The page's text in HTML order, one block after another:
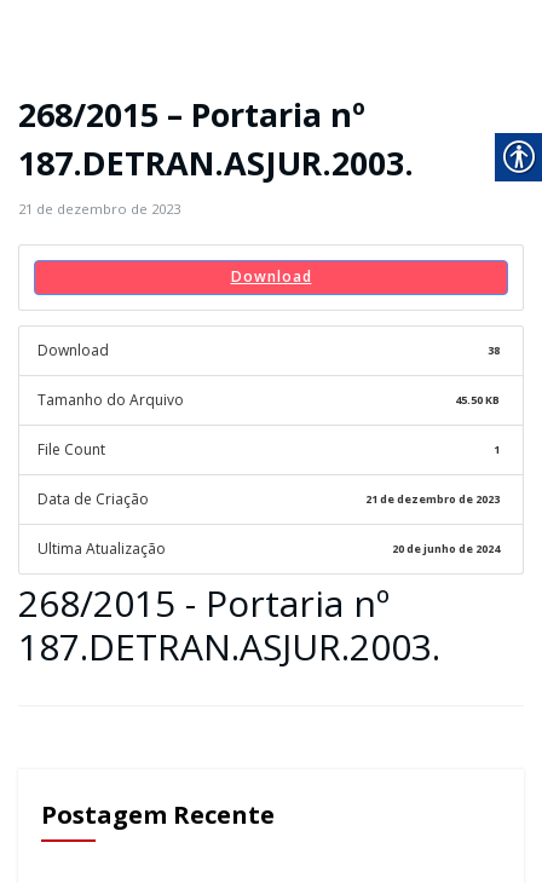
268/2015 – Portaria nº
187.DETRAN.ASJUR.2003.
21 de dezembro de 2023
Download
Download 38
Tamanho do Arquivo 45.50 KB
File Count 1
Data de Criação 21 de dezembro de 2023
Ultima Atualização 20 de junho de 2024
268/2015 - Portaria nº
187.DETRAN.ASJUR.2003.
Postagem Recente